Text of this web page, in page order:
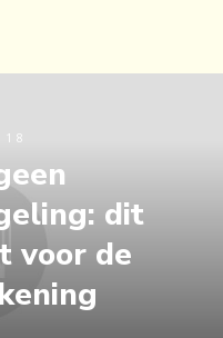
18
dit
voor de